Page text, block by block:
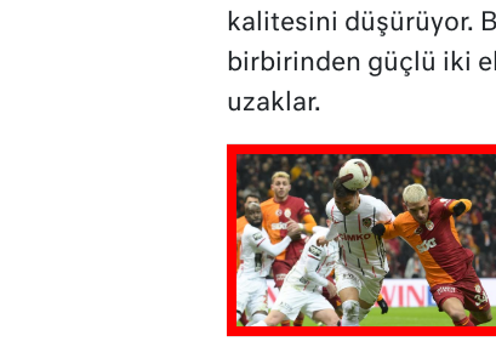
kalitesini düşürüyor.
birbirinden güçlü iki
uzaklar.